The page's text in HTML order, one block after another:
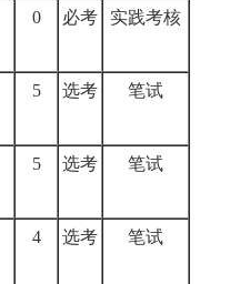
0 必考 实践考核
5 选考 笔试
5 选考 笔试
4 选考 笔试